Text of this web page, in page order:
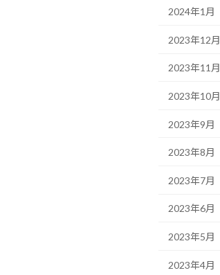
2024年1月
2023年12月
2023年11月
2023年10月
2023年9月
2023年8月
2023年7月
2023年6月
2023年5月
2023年4月